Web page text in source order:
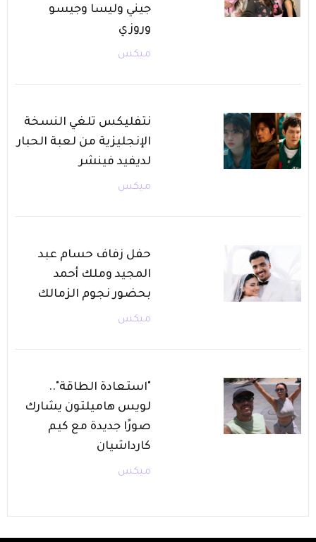
جيني وليسا وجيسو
وروزي
ميكس
نتفليكس تلغي النسخة
الإنجليزية من لعبة الحبار
لديفيد فينشر
ميكس
حفل زفاف حسام عبد
المجيد وملك أحمد
بحضور نجوم الزمالك
ميكس
"استعادة الطاقة"..
لويس هاميلتون يشارك
صورًا جديدة مع كيم
كارداشيان
ميكس